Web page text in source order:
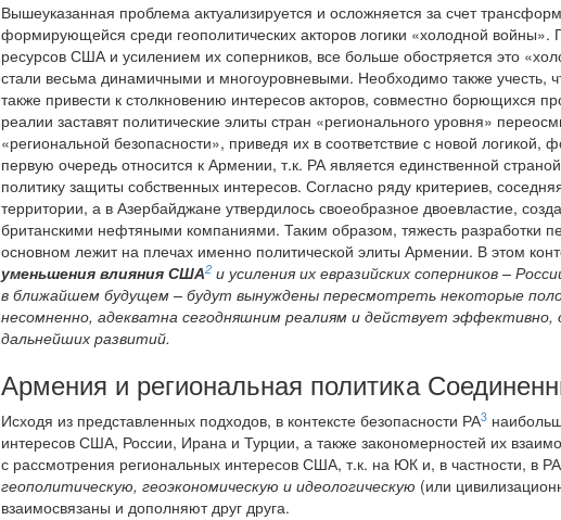
Вышеуказанная проблема актуализируется и осложняется за счет
формирующейся среди геополитических акторов логики «холодной
ресурсов США и усилением их соперников, все больше обостряется это
стали весьма динамичными и многоуровневыми. Необходимо также
также привести к столкновению интересов акторов, совместно борющихся
реалии заставят политические элиты стран «регионального уровня»
«региональной безопасности», приведя их в соответствие с новой
первую очередь относится к Армении, т.к. РА является единственной
политику защиты собственных интересов. Согласно ряду критериев,
территории, а в Азербайджане утвердилось своеобразное двоевластие,
британскими нефтяными компаниями. Таким образом, тяжесть разработки
основном лежит на плечах именно политической элиты Армении. В этом
уменьшения влияния США2 и усиления их евразийских соперников –
в ближайшем будущем – будут вынуждены пересмотреть некоторые
несомненно, адекватна сегодняшним реалиям и действует эффективно,
дальнейших развитий.
Армения и региональная политика
Исходя из представленных подходов, в контексте безопасности РА3
интересов США, России, Ирана и Турции, а также закономерностей их
с рассмотрения региональных интересов США, т.к. на ЮК и, в частности, в
геополитическую, геоэкономическую и идеологическую (или
взаимосвязаны и дополняют друг друга.